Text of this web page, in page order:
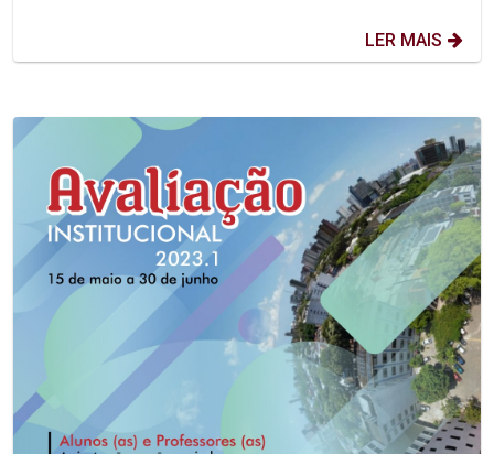
LER MAIS